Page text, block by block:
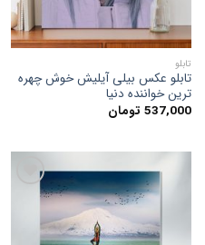
تابلو
تابلو عکس بیلی آیلیش خوش چهره
ترین خواننده دنیا
537,000 تومان
افزودن